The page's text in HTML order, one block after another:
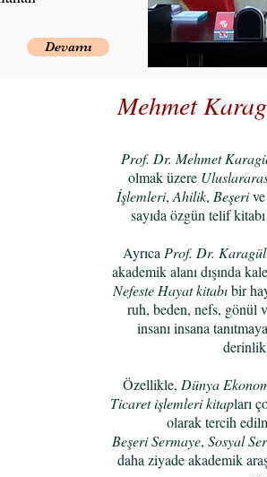
Devamı
Mehmet
Prof. Dr. Mehmet
olmak üzere
İşlemleri, Ahilik, Beşerive
sayıda özgün telif
Ayrıca Prof. Dr. Karagül
akademik alanı dışında
Nefeste Hayat kitabıbir
ruh, beden, nefs, gönül
insanı insana
Özellikle, Dünya
Ticaret işlemleri kitapları
olarak tercih
Beşeri Sermaye, Sosyal
daha ziyade akademik